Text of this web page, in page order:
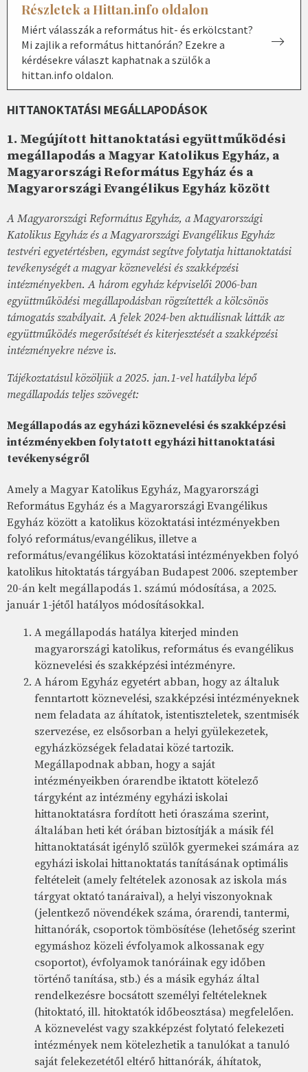
Részletek a Hittan.info oldalon
Miért válasszák a református hit- és erkölcstant?
Mi zajlik a református hittanórán? Ezekre a
kérdésekre választ kaphatnak a szülők a
hittan.info oldalon.
HITTANOKTATÁSI MEGÁLLAPODÁSOK
1. Megújított hittanoktatási együttműködési
megállapodás a Magyar Katolikus Egyház, a
Magyarországi Református Egyház és a
Magyarországi Evangélikus Egyház között
A Magyarországi Református Egyház, a Magyarországi
Katolikus Egyház és a Magyarországi Evangélikus Egyház
testvéri egyetértésben, egymást segítve folytatja hittanoktatási
tevékenységét a magyar köznevelési és szakképzési
intézményekben. A három egyház képviselői 2006-ban
együttműködési megállapodásban rögzítették a kölcsönös
támogatás szabályait. A felek 2024-ben aktuálisnak látták az
együttműködés megerősítését és kiterjesztését a szakképzési
intézményekre nézve is.
Tájékoztatásul közöljük a 2025. jan.1-vel hatályba lépő
megállapodás teljes szövegét:
Megállapodás az egyházi köznevelési és szakképzési
intézményekben folytatott egyházi hittanoktatási
tevékenységről
Amely a Magyar Katolikus Egyház, Magyarországi
Református Egyház és a Magyarországi Evangélikus
Egyház között a katolikus közoktatási intézményekben
folyó református/evangélikus, illetve a
református/evangélikus közoktatási intézményekben folyó
katolikus hitoktatás tárgyában Budapest 2006. szeptember
20-án kelt megállapodás 1. számú módosítása, a 2025.
január 1-jétől hatályos módosításokkal.
A megállapodás hatálya kiterjed minden
magyarországi katolikus, református és evangélikus
köznevelési és szakképzési intézményre.
A három Egyház egyetért abban, hogy az általuk
fenntartott köznevelési, szakképzési intézményeknek
nem feladata az áhítatok, istentiszteletek, szentmisék
szervezése, ez elsősorban a helyi gyülekezetek,
egyházközségek feladatai közé tartozik.
Megállapodnak abban, hogy a saját
intézményeikben órarendbe iktatott kötelező
tárgyként az intézmény egyházi iskolai
hittanoktatásra fordított heti óraszáma szerint,
általában heti két órában biztosítják a másik fél
hittanoktatását igénylő szülők gyermekei számára az
egyházi iskolai hittanoktatás tanításának optimális
feltételeit (amely feltételek azonosak az iskola más
tárgyat oktató tanáraival), a helyi viszonyoknak
(jelentkező növendékek száma, órarendi, tantermi,
hittanórák, csoportok tömbösítése (lehetőség szerint
egymáshoz közeli évfolyamok alkossanak egy
csoportot), évfolyamok tanóráinak egy időben
történő tanítása, stb.) és a másik egyház által
rendelkezésre bocsátott személyi feltételeknek
(hitoktató, ill. hitoktatók időbeosztása) megfelelően.
A köznevelést vagy szakképzést folytató felekezeti
intézmények nem kötelezhetik a tanulókat a tanuló
saját felekezetétől eltérő hittanórák, áhítatok,